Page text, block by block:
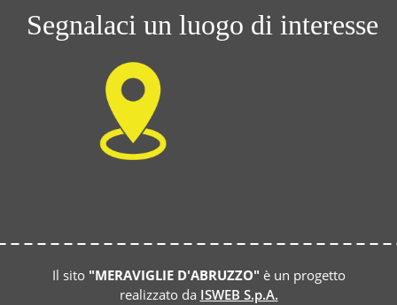
Segnalaci un luogo di interesse
Il sito "MERAVIGLIE D'ABRUZZO" è un progetto
realizzato da ISWEB S.p.A.